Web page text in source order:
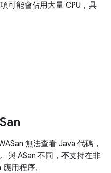
可能會佔用大量 CPU，具
無法查看 Java 代碼，
與 ASan 不同， 不支持在非
用程序。